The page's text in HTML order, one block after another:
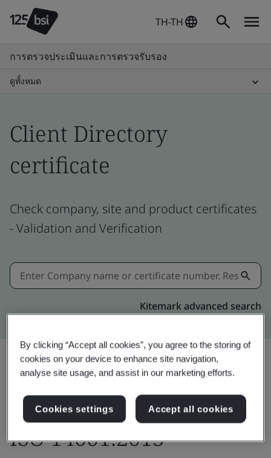
TH-TH
การตรวจประเมินและการตรวจรับรอง
ดูทั้งหมด
Client Directory
certificate
Check company, site and product certificates
- Validation and Verification
Kitemark advanced search
ISO 14001:2015
By clicking “Accept all cookies”, you agree to the storing of
cookies on your device to enhance site navigation,
analyse site usage, and assist in our marketing efforts.
Cookies settings Accept all cookies